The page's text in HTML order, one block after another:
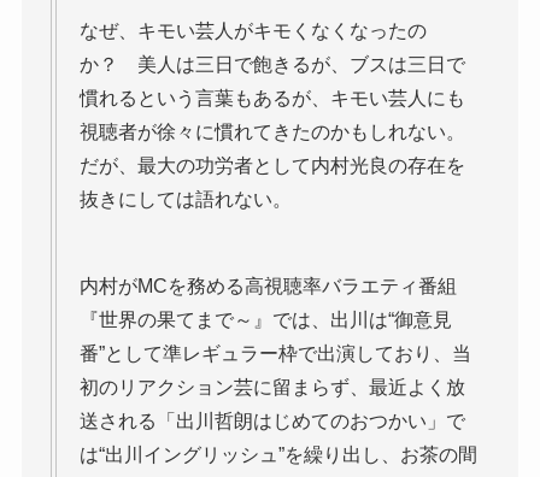
なぜ、キモい芸人がキモくなくなったの
か？ 美人は三日で飽きるが、ブスは三日で
慣れるという言葉もあるが、キモい芸人にも
視聴者が徐々に慣れてきたのかもしれない。
だが、最大の功労者として内村光良の存在を
抜きにしては語れない。
内村がMCを務める高視聴率バラエティ番組
『世界の果てまで～』では、出川は“御意見
番”として準レギュラー枠で出演しており、当
初のリアクション芸に留まらず、最近よく放
送される「出川哲朗はじめてのおつかい」で
は“出川イングリッシュ”を繰り出し、お茶の間